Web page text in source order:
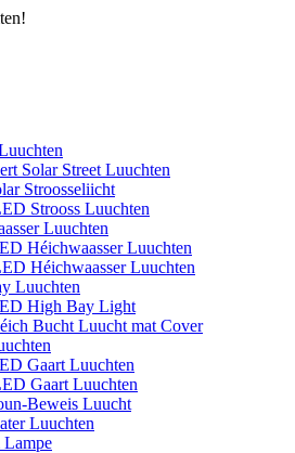
Solar Street Luuchten
Stroosseliicht
Strooss Luuchten
Luuchten
Héichwaasser Luuchten
Héichwaasser Luuchten
Luuchten
High Bay Light
Bucht Luucht mat Cover
Gaart Luuchten
Gaart Luuchten
Beweis Luucht
Luuchten